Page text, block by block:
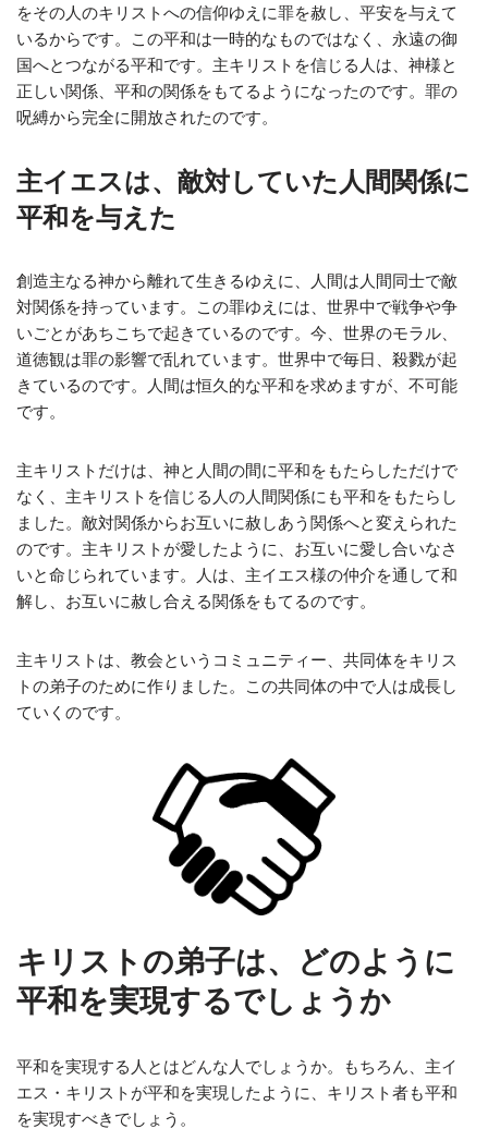
をその人のキリストへの信仰ゆえに罪を赦し、平安を与えて
いるからです。この平和は一時的なものではなく、永遠の御
国へとつながる平和です。主キリストを信じる人は、神様と
正しい関係、平和の関係をもてるようになったのです。罪の
呪縛から完全に開放されたのです。
主イエスは、敵対していた人間関係に
平和を与えた
創造主なる神から離れて生きるゆえに、人間は人間同士で敵
対関係を持っています。この罪ゆえには、世界中で戦争や争
いごとがあちこちで起きているのです。今、世界のモラル、
道徳観は罪の影響で乱れています。世界中で毎日、殺戮が起
きているのです。人間は恒久的な平和を求めますが、不可能
です。
主キリストだけは、神と人間の間に平和をもたらしただけで
なく、主キリストを信じる人の人間関係にも平和をもたらし
ました。敵対関係からお互いに赦しあう関係へと変えられた
のです。主キリストが愛したように、お互いに愛し合いなさ
いと命じられています。人は、主イエス様の仲介を通して和
解し、お互いに赦し合える関係をもてるのです。
主キリストは、教会というコミュニティー、共同体をキリス
トの弟子のために作りました。この共同体の中で人は成長し
ていくのです。
キリストの弟子は、どのように
平和を実現するでしょうか
平和を実現する人とはどんな人でしょうか。もちろん、主イ
エス・キリストが平和を実現したように、キリスト者も平和
を実現すべきでしょう。